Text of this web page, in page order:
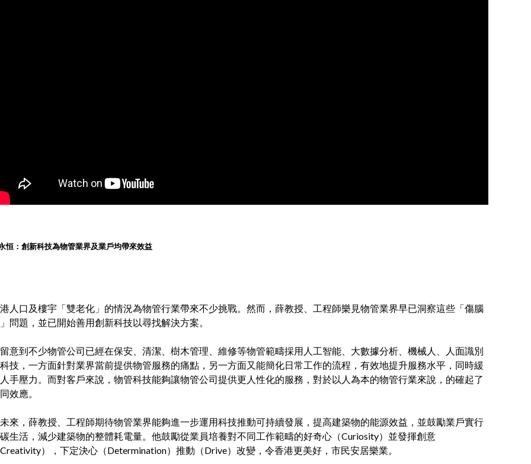
恒：創新科技為物管業界及業戶均帶來效益
人口及樓宇「雙老化」的情況為物管行業帶來不少挑戰。然而，薛教授、工程師樂見物管業界早已洞察這些「傷腦
問題，並已開始善用創新科技以尋找解決方案。
意到不少物管公司已經在保安、清潔、樹木管理、維修等物管範疇採用人工智能、大數據分析、機械人、人面識別
技，一方面針對業界當前提供物管服務的痛點，另一方面又能簡化日常工作的流程，有效地提升服務水平，同時緩
手壓力。而對客戶來說，物管科技能夠讓物管公司提供更人性化的服務，對於以人為本的物管行業來說，的確起了
效應。
來，薛教授、工程師期待物管業界能夠進一步運用科技推動可持續發展，提高建築物的能源效益，並鼓勵業戶實行
生活，減少建築物的整體耗電量。他鼓勵從業員培養對不同工作範疇的好奇心（Curiosity）並發揮創意
Creativity），下定決心（Determination）推動（Drive）改變，令香港更美好，市民安居樂業。